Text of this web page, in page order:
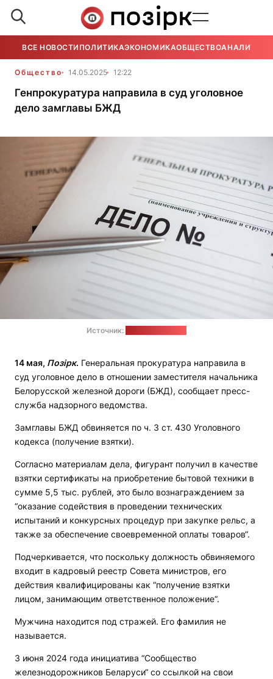
ВСЕ НОВОСТИ ПОЛИТИКАЭКОНОМИКАОБЩЕСТВОАНАЛИТИКА
Общество 14.05.2025 12:22
Генпрокуратура направила в суд уголовное
дело замглавы БЖД
Источник:
14 мая, Позірк. Генеральная прокуратура направила в
суд уголовное дело в отношении заместителя начальника
Белорусской железной дороги (БЖД), сообщает пресс-
служба надзорного ведомства.
Замглавы БЖД обвиняется по ч. 3 ст. 430 Уголовного
кодекса (получение взятки).
Согласно материалам дела, фигурант получил в качестве
взятки сертификаты на приобретение бытовой техники в
сумме 5,5 тыс. рублей, это было вознаграждением за
“оказание содействия в проведении технических
испытаний и конкурсных процедур при закупке рельс, а
также за обеспечение своевременной оплаты товаров“.
Подчеркивается, что поскольку должность обвиняемого
входит в кадровый реестр Совета министров, его
действия квалифицированы как “получение взятки
лицом, занимающим ответственное положение“.
Мужчина находится под стражей. Его фамилия не
называется.
3 июня 2024 года инициатива “Сообщество
железнодорожников Беларуси“ со ссылкой на свои